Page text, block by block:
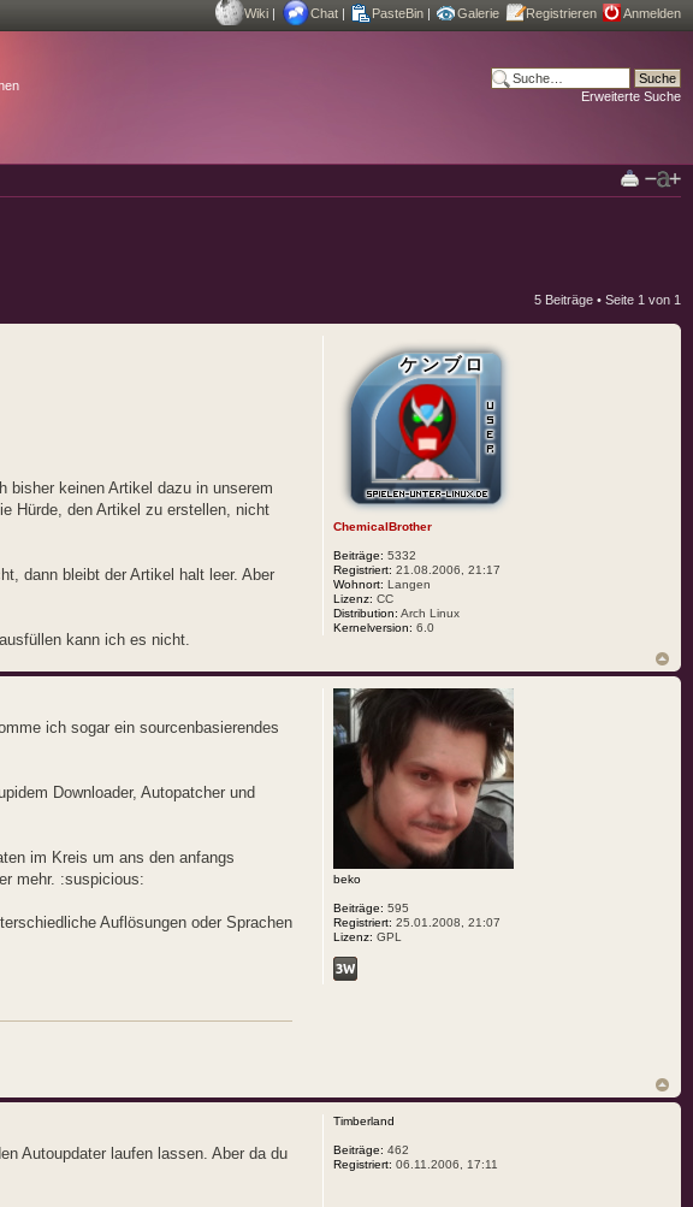
Wiki | Chat | PasteBin | Galerie Registrieren Anmelden
Erweiterte Suche
5 Beiträge • Seite 1 von 1
bisher keinen Artikel dazu in unserem
Hürde, den Artikel zu erstellen, nicht
dann bleibt der Artikel halt leer. Aber
kann ich es nicht.
ChemicalBrother
Beiträge: 5332
Registriert: 21.08.2006, 21:17
Wohnort: Langen
Lizenz: CC
Distribution: Arch Linux
Kernelversion: 6.0
ich sogar ein sourcenbasierendes
Downloader, Autopatcher und
im Kreis um ans den anfangs
mehr. :suspicious:
Auflösungen oder Sprachen
beko
Beiträge: 595
Registriert: 25.01.2008, 21:07
Lizenz: GPL
Autoupdater laufen lassen. Aber da du
Timberland
Beiträge: 462
Registriert: 06.11.2006, 17:11